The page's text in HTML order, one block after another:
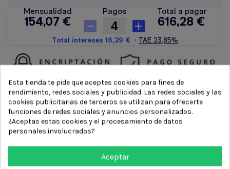
Esta tienda te pide que aceptes cookies para fines de
rendimiento, redes sociales y publicidad. Las redes sociales y las
cookies publicitarias de terceros se utilizan para ofrecerte
funciones de redes sociales y anuncios personalizados.
¿Aceptas estas cookies y el procesamiento de datos
personales involucrados?
Aceptar